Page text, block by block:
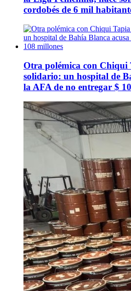
cordobés de 6 mil
Otra polémica con
solidario: un hospital de
la AFA de no entregar $